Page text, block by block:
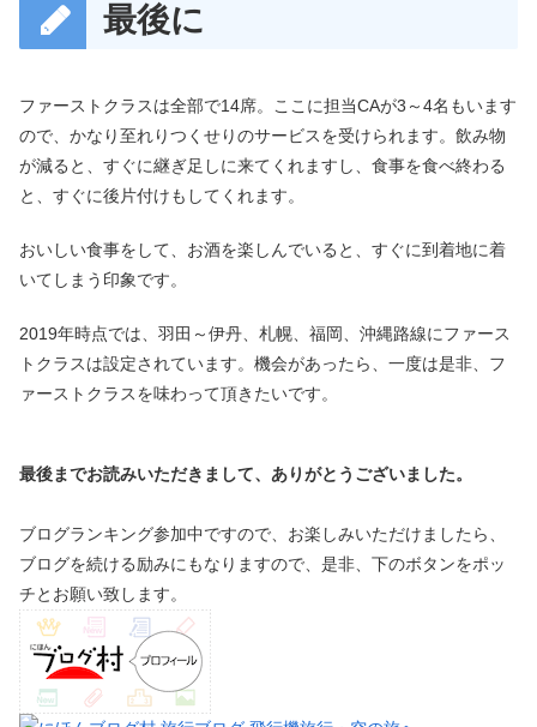
最後に
ファーストクラスは全部で14席。ここに担当CAが3～4名もいます
ので、かなり至れりつくせりのサービスを受けられます。飲み物
が減ると、すぐに継ぎ足しに来てくれますし、食事を食べ終わる
と、すぐに後片付けもしてくれます。
おいしい食事をして、お酒を楽しんでいると、すぐに到着地に着
いてしまう印象です。
2019年時点では、羽田～伊丹、札幌、福岡、沖縄路線にファース
トクラスは設定されています。機会があったら、一度は是非、フ
ァーストクラスを味わって頂きたいです。
最後までお読みいただきまして、ありがとうございました。
ブログランキング参加中ですので、お楽しみいただけましたら、
ブログを続ける励みにもなりますので、是非、下のボタンをポッ
チとお願い致します。